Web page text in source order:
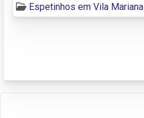
Espetinhos em Vila Mariana